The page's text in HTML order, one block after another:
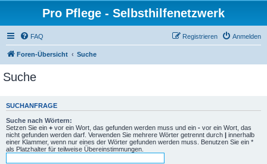
Pro Pflege - Selbsthilfenetzwerk
FAQ Anmelden
Registrieren
Foren-Übersicht Suche
Suche
SUCHANFRAGE
Suche nach Wörtern:
Setzen Sie ein + vor ein Wort, das gefunden werden muss und ein - vor ein Wort, das
nicht gefunden werden darf. Verwenden Sie mehrere Wörter getrennt durch | innerhalb
einer Klammer, wenn nur eines der Wörter gefunden werden muss. Benutzen Sie ein *
als Platzhalter für teilweise Übereinstimmungen.